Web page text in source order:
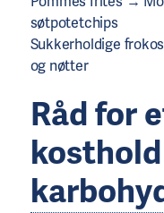
søtpotetchips
Sukkerholdige
og nøtter
Råd for